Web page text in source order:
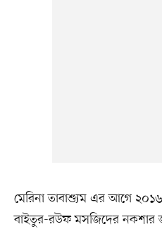
মেরিনা তাবাশ্যুম এর আগে ২০১৬
বাইতুর-রউফ মসজিদের নকশার